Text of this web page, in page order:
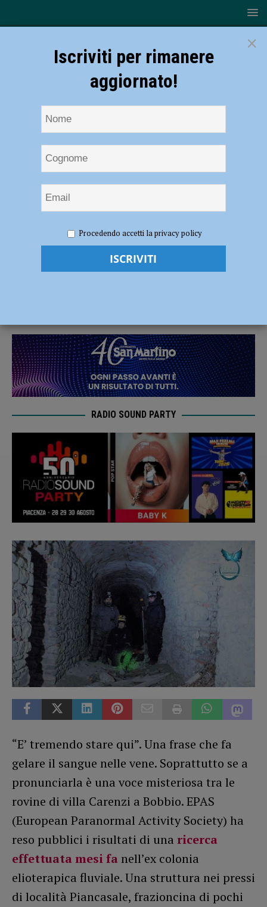
villa Carenzi, in un video le voci delle entità – VIDEO
I ricercatori EPAS a villa Carenzi, in un
RADIO SOUND PARTY
“E’ tremendo stare qui”. Una frase che fa
gelare il sangue nelle vene. Soprattutto se a
pronunciarla è una voce misteriosa tra le
rovine di villa Carenzi a Bobbio. EPAS
(European Paranormal Activity Society) ha
reso pubblici i risultati di una ricerca
effettuata mesi fa nell’ex colonia
elioterapica fluviale. Una struttura nei pressi
di località Piancasale, frazioncina di pochi
×
Iscriviti per rimanere
aggiornato!
Procedendo accetti la privacy policy